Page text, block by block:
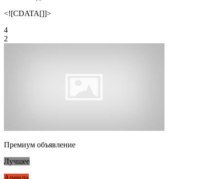
<![CDATA[]]>
4
2
Премиум объявление
Лучшее